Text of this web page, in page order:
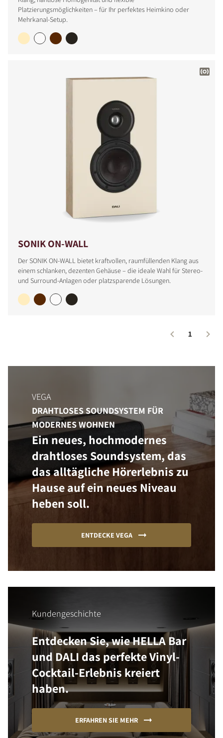
Platzierungsmöglichkeiten – für Ihr perfektes Heimkino oder
Mehrkanal-Setup.
SONIK ON-WALL
Der SONIK ON-WALL bietet kraftvollen, raumfüllenden Klang aus
einem schlanken, dezenten Gehäuse – die ideale Wahl für Stereo-
und Surround-Anlagen oder platzsparende Lösungen.
1
VEGA
DRAHTLOSES SOUNDSYSTEM FÜR
MODERNES WOHNEN
Ein neues, hochmodernes
drahtloses Soundsystem, das
das alltägliche Hörerlebnis zu
Hause auf ein neues Niveau
heben soll.
ENTDECKE VEGA
Kundengeschichte
Entdecken Sie, wie HELLA Bar
und DALI das perfekte Vinyl-
Cocktail-Erlebnis kreiert
haben.
ERFAHREN SIE MEHR